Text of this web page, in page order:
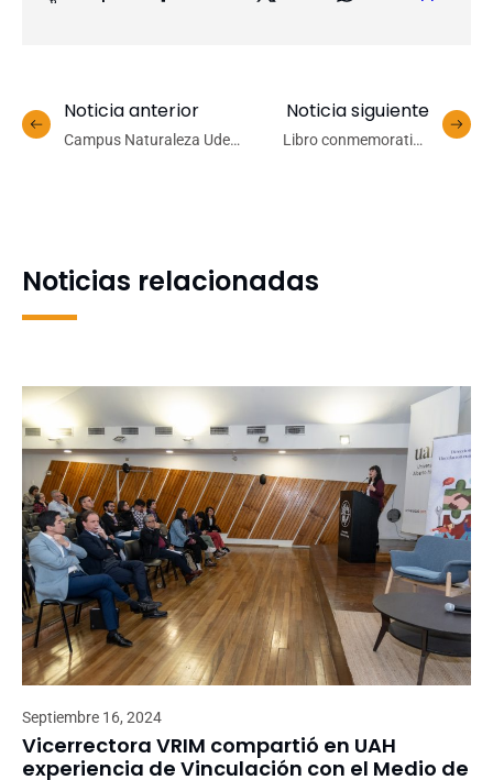
Noticia anterior
Campus Naturaleza UdeC
Noticia siguiente
Libro conmemorativo
Noticias relacionadas
Septiembre 16, 2024
Vicerrectora VRIM compartió en UAH
experiencia de Vinculación con el Medio de